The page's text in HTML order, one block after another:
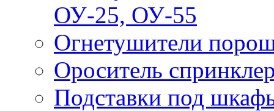
ОУ-25, ОУ-55
Огнетушители
Ороситель
Подставки под